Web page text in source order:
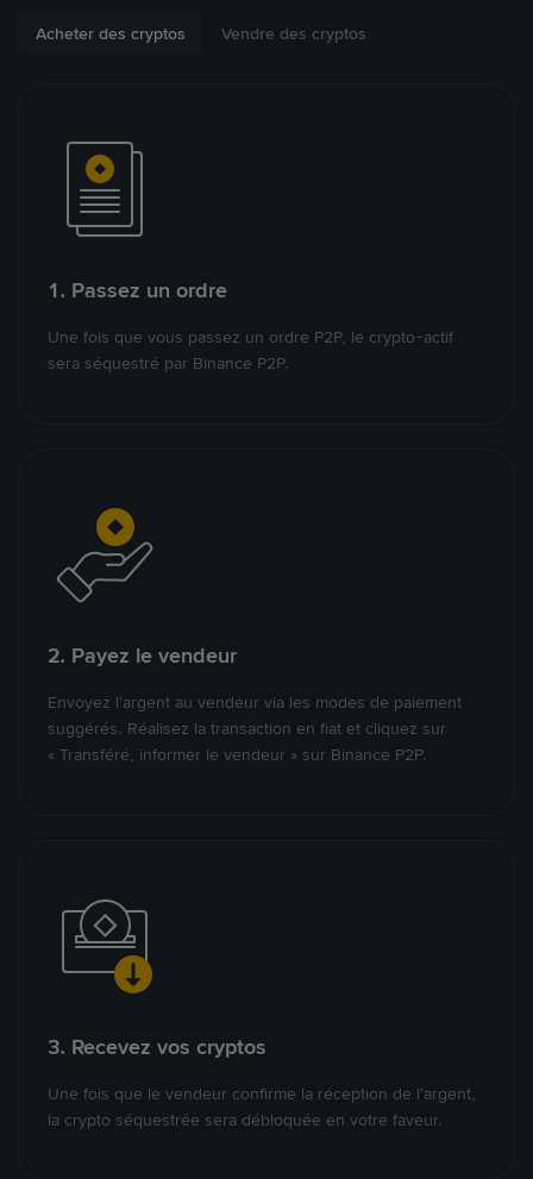
Acheter des cryptos Vendre des cryptos
1. Passez un ordre
Une fois que vous passez un ordre P2P, le crypto-actif
sera séquestré par Binance P2P.
2. Payez le vendeur
Envoyez l’argent au vendeur via les modes de paiement
suggérés. Réalisez la transaction en fiat et cliquez sur
« Transféré, informer le vendeur » sur Binance P2P.
3. Recevez vos cryptos
Une fois que le vendeur confirme la réception de l’argent,
la crypto séquestrée sera débloquée en votre faveur.